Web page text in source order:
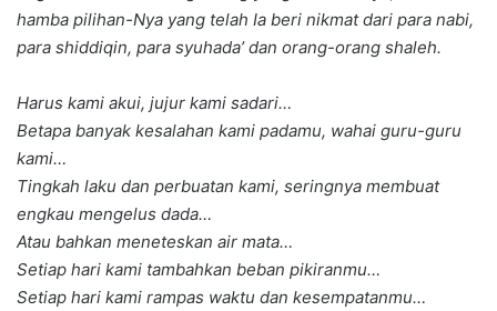
hamba pilihan-Nya yang telah Ia beri nikmat dari para nabi,
para shiddiqin, para syuhada’ dan orang-orang shaleh.
Harus kami akui, jujur kami sadari…
Betapa banyak kesalahan kami padamu, wahai guru-guru
kami…
Tingkah laku dan perbuatan kami, seringnya membuat
engkau mengelus dada…
Atau bahkan meneteskan air mata…
Setiap hari kami tambahkan beban pikiranmu…
Setiap hari kami rampas waktu dan kesempatanmu…